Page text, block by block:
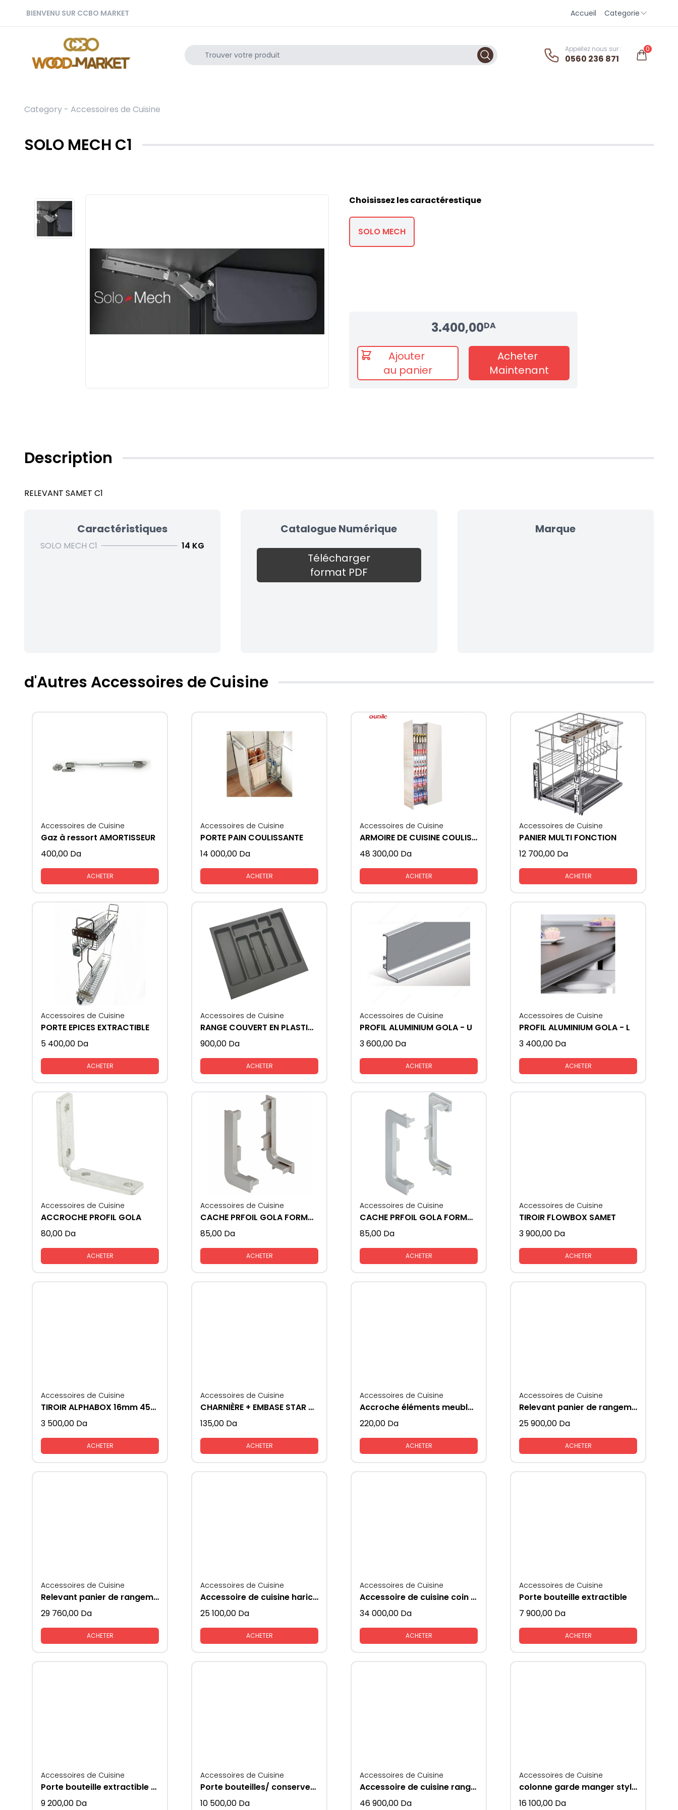
BIENVENU SUR CCBO MARKET Accueil Categorie
Appellez nous sur :
0560 236 871
0
Category - Accessoires de Cuisine
SOLO MECH C1
Choisissez les caractérestique
SOLO MECH
3.400,00DA
Ajouter
au panier
Acheter
Maintenant
Description
RELEVANT SAMET C1
Caractéristiques
SOLO MECH C1 14 KG
Catalogue Numérique
Télécharger
format PDF
Marque
d'Autres Accessoires de Cuisine
Accessoires de Cuisine
Gaz à ressort AMORTISSEUR
400,00 Da
ACHETER
Accessoires de Cuisine
PORTE PAIN COULISSANTE
14 000,00 Da
ACHETER
Accessoires de Cuisine
ARMOIRE DE CUISINE COULISSANTE CABINET 60 CM
48 300,00 Da
ACHETER
Accessoires de Cuisine
PANIER MULTI FONCTION
12 700,00 Da
ACHETER
Accessoires de Cuisine
PORTE EPICES EXTRACTIBLE
5 400,00 Da
ACHETER
Accessoires de Cuisine
RANGE COUVERT EN PLASTIQUE
900,00 Da
ACHETER
Accessoires de Cuisine
PROFIL ALUMINIUM GOLA - U
3 600,00 Da
ACHETER
Accessoires de Cuisine
PROFIL ALUMINIUM GOLA - L
3 400,00 Da
ACHETER
Accessoires de Cuisine
ACCROCHE PROFIL GOLA
80,00 Da
ACHETER
Accessoires de Cuisine
CACHE PRFOIL GOLA FORMAT - L
85,00 Da
ACHETER
Accessoires de Cuisine
CACHE PRFOIL GOLA FORMAT - U
85,00 Da
ACHETER
Accessoires de Cuisine
TIROIR FLOWBOX SAMET
3 900,00 Da
ACHETER
Accessoires de Cuisine
TIROIR ALPHABOX 16mm 450 soft close
3 500,00 Da
ACHETER
Accessoires de Cuisine
CHARNIÈRE + EMBASE STAR TRACK 3D
135,00 Da
ACHETER
Accessoires de Cuisine
Accroche éléments meubles cuisines
220,00 Da
ACHETER
Accessoires de Cuisine
Relevant panier de rangement vaisselles coté verres
25 900,00 Da
ACHETER
Accessoires de Cuisine
Relevant panier de rangement vaisselles
29 760,00 Da
ACHETER
Accessoires de Cuisine
Accessoire de cuisine haricot rangement
25 100,00 Da
ACHETER
Accessoires de Cuisine
Accessoire de cuisine coin magique pour rangement extractible
34 000,00 Da
ACHETER
Accessoires de Cuisine
Porte bouteille extractible
7 900,00 Da
ACHETER
Accessoires de Cuisine
Porte bouteille extractible modèle 200mm
9 200,00 Da
Accessoires de Cuisine
Porte bouteilles/ conserves extractible
10 500,00 Da
Accessoires de Cuisine
Accessoire de cuisine rangement colonne
46 900,00 Da
Accessoires de Cuisine
colonne garde manger style frigo pour placard du bas
16 100,00 Da